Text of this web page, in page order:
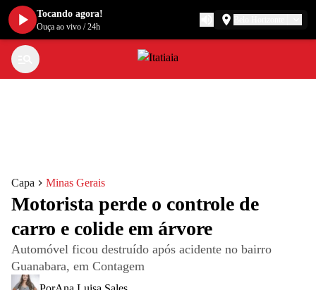
Capa Minas Gerais
Motorista perde o controle de
carro e colide em árvore
Automóvel ficou destruído após acidente no bairro
Guanabara, em Contagem
Tocando agora!
Ouça ao vivo /24h